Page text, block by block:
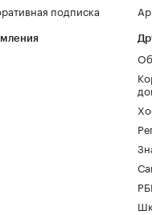
подписка